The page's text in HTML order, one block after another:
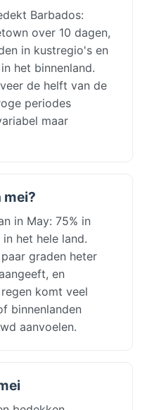
Barbados:
over 10 dagen,
in kustregio's en
het binnenland.
de helft van de
periodes
maar
mei?
in May: 75% in
het hele land.
graden heter
en
komt veel
binnenlanden
aanvoelen.